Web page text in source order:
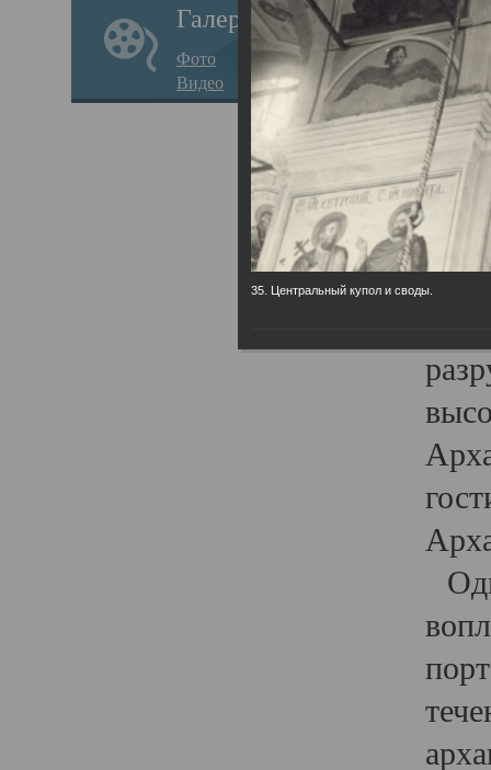
Галерея
Фото
Видео
35. Центральный купол и своды.